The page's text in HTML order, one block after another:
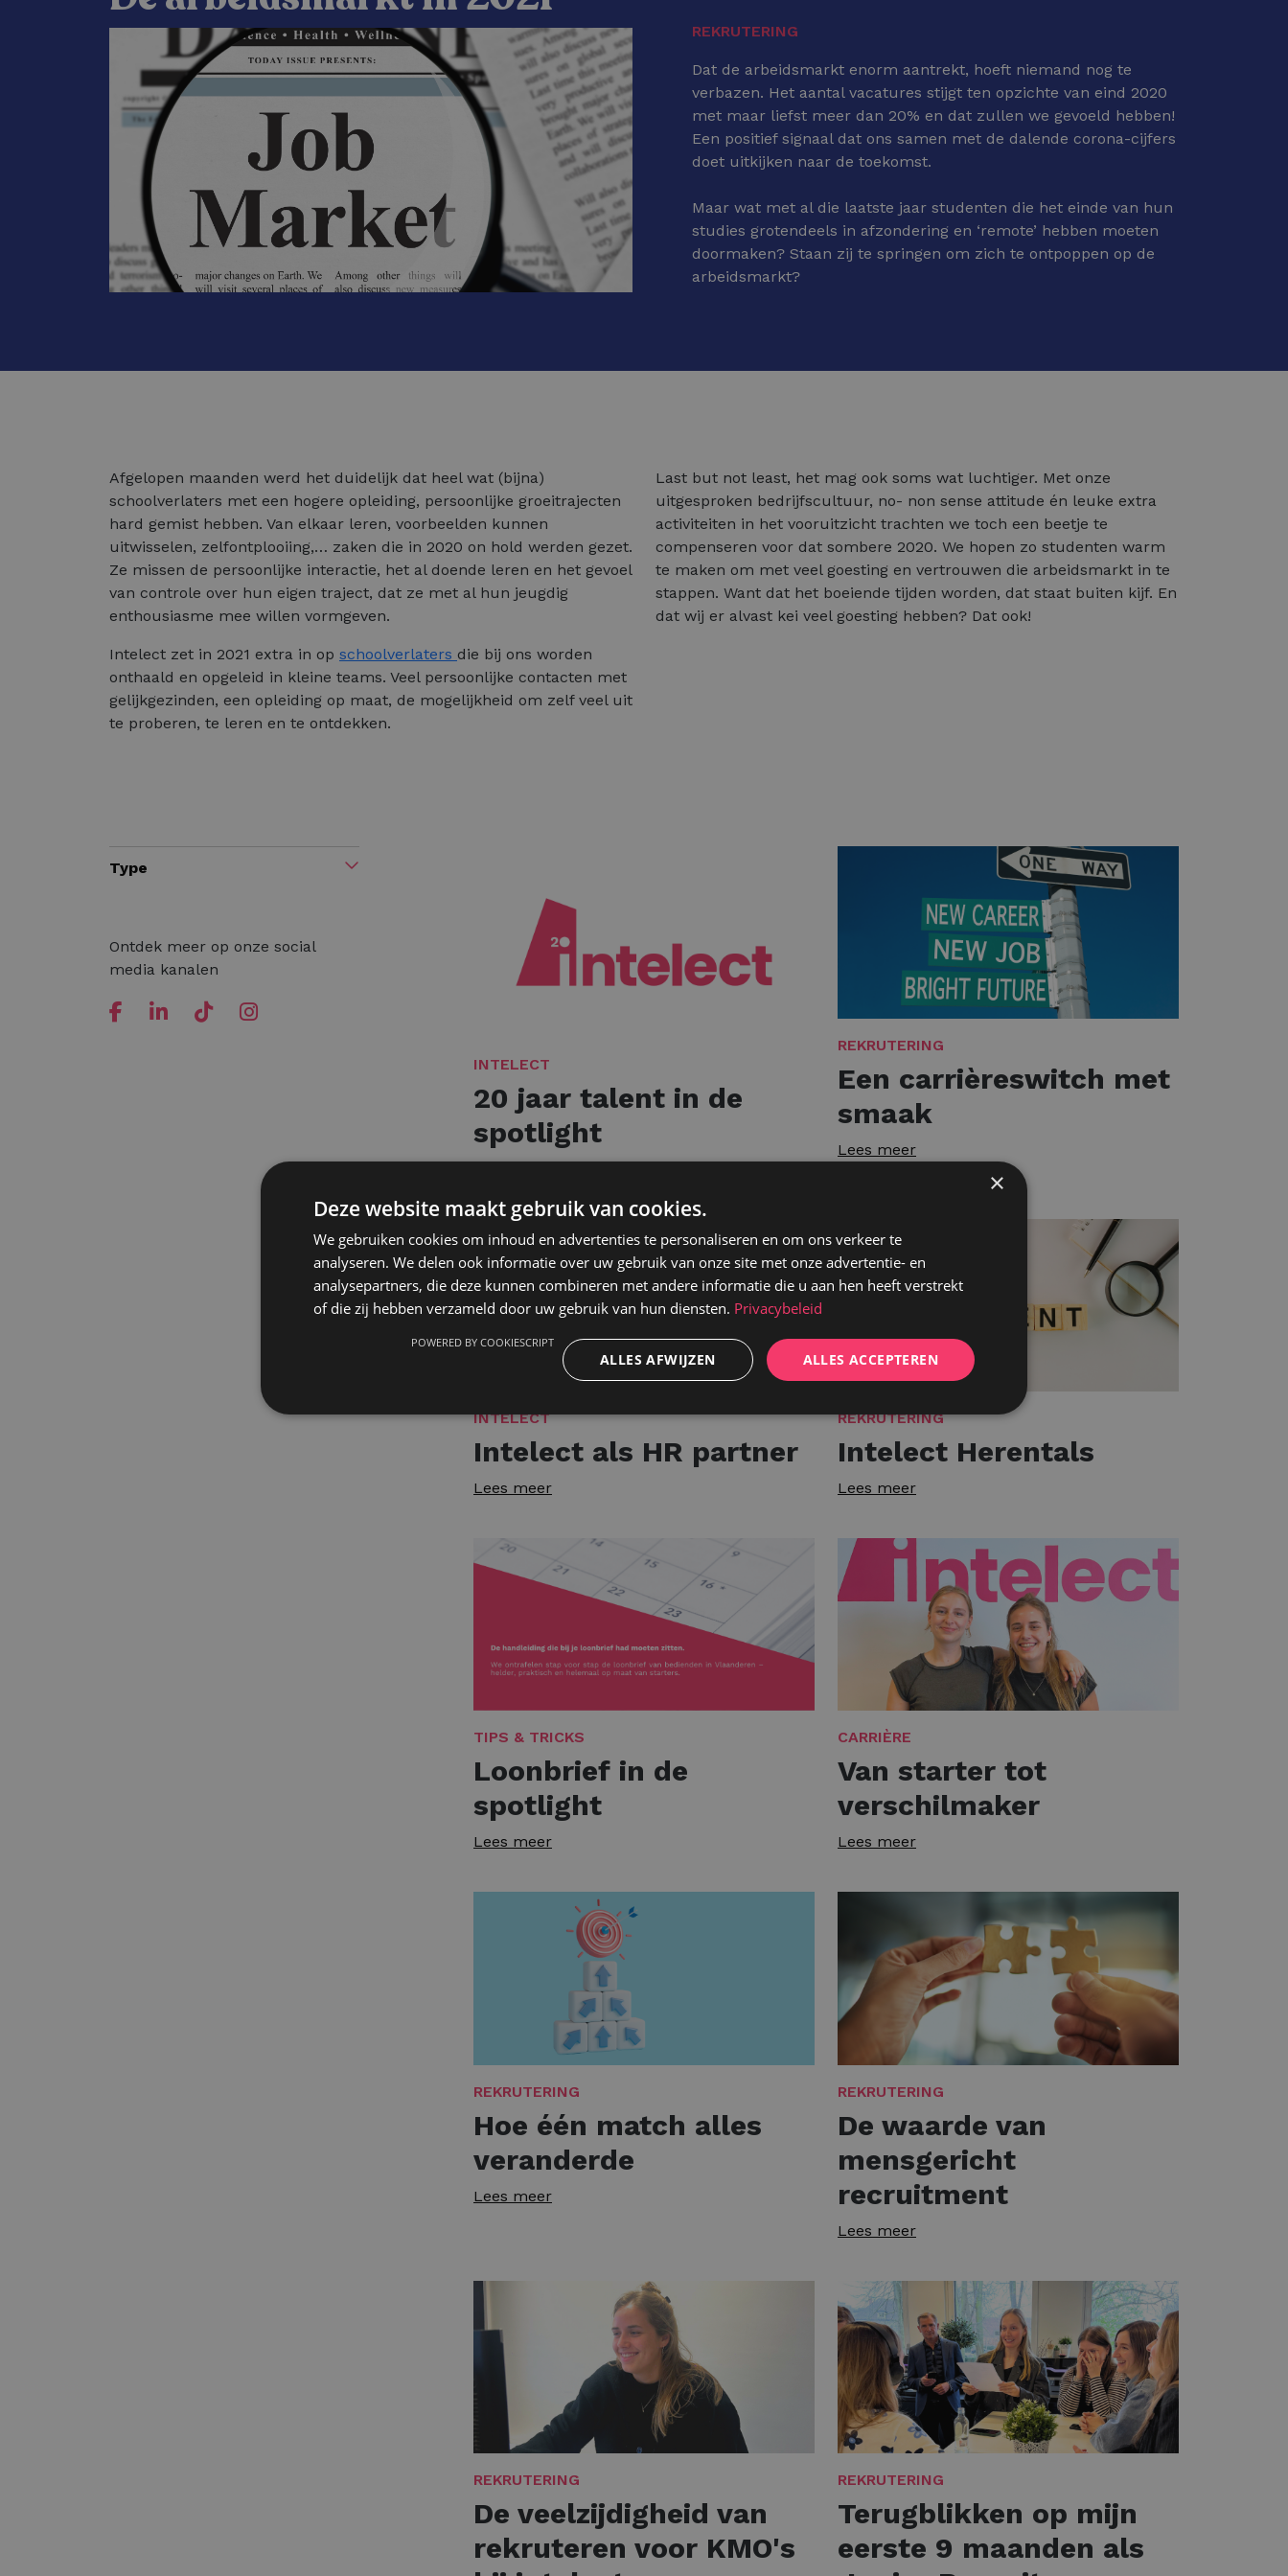
REKRUTERING
Dat de arbeidsmarkt enorm aantrekt, hoeft niemand nog te
verbazen. Het aantal vacatures stijgt ten opzichte van eind 2020
met maar liefst meer dan 20% en dat zullen we gevoeld hebben!
Een positief signaal dat ons samen met de dalende corona-cijfers
doet uitkijken naar de toekomst.
Maar wat met al die laatste jaar studenten die het einde van hun
studies grotendeels in afzondering en ‘remote’ hebben moeten
doormaken? Staan zij te springen om zich te ontpoppen op de
arbeidsmarkt?
Afgelopen maanden werd het duidelijk dat heel wat (bijna)
schoolverlaters met een hogere opleiding, persoonlijke groeitrajecten
hard gemist hebben. Van elkaar leren, voorbeelden kunnen
uitwisselen, zelfontplooiing,… zaken die in 2020 on hold werden gezet.
Ze missen de persoonlijke interactie, het al doende leren en het gevoel
van controle over hun eigen traject, dat ze met al hun jeugdig
enthousiasme mee willen vormgeven.
Intelect zet in 2021 extra in op schoolverlaters die bij ons worden
onthaald en opgeleid in kleine teams. Veel persoonlijke contacten met
gelijkgezinden, een opleiding op maat, de mogelijkheid om zelf veel uit
te proberen, te leren en te ontdekken.
Last but not least, het mag ook soms wat luchtiger. Met onze
uitgesproken bedrijfscultuur, no- non sense attitude én leuke extra
activiteiten in het vooruitzicht trachten we toch een beetje te
compenseren voor dat sombere 2020. We hopen zo studenten warm
te maken om met veel goesting en vertrouwen die arbeidsmarkt in te
stappen. Want dat het boeiende tijden worden, dat staat buiten kijf. En
dat wij er alvast kei veel goesting hebben? Dat ook!
Type
Ontdek meer op onze social
media kanalen
INTELECT
20 jaar talent in de
spotlight
REKRUTERING
Een carrièreswitch met
smaak
Lees meer
INTELECT
Intelect als HR partner
Lees meer
REKRUTERING
Intelect Herentals
Lees meer
TIPS & TRICKS
Loonbrief in de
spotlight
Lees meer
CARRIÈRE
Van starter tot
verschilmaker
Lees meer
REKRUTERING
Hoe één match alles
veranderde
Lees meer
REKRUTERING
De waarde van
mensgericht
recruitment
Lees meer
REKRUTERING
De veelzijdigheid van
rekruteren voor KMO's
REKRUTERING
Terugblikken op mijn
eerste 9 maanden als
×
Deze website maakt gebruik van cookies.
We gebruiken cookies om inhoud en advertenties te personaliseren en om ons verkeer te
analyseren. We delen ook informatie over uw gebruik van onze site met onze advertentie- en
analysepartners, die deze kunnen combineren met andere informatie die u aan hen heeft verstrekt
of die zij hebben verzameld door uw gebruik van hun diensten. Privacybeleid
ALLES ACCEPTEREN
ALLES AFWIJZEN
POWERED BY COOKIESCRIPT